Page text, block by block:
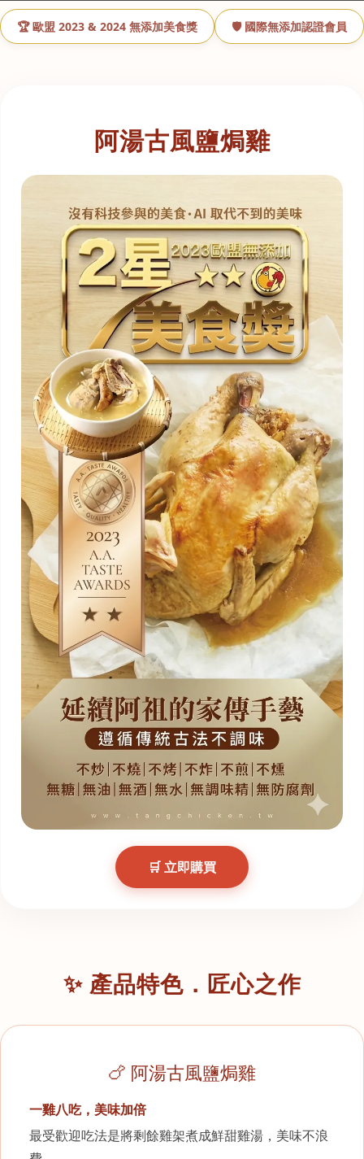
🏆 歐盟 2023 & 2024 無添加美食獎 🛡️ 國際無添加認證會員
阿湯古風鹽焗雞
🛒 立即購買
✨ 產品特色．匠心之作
🍗 阿湯古風鹽焗雞
一雞八吃，美味加倍
最受歡迎吃法是將剩餘雞架煮成鮮甜雞湯，美味不浪